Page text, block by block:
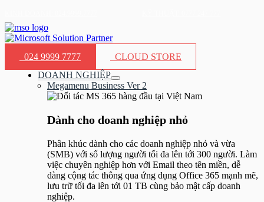
nội
dung
024 9999 7777
CLOUD STORE
DOANH NGHIỆP
Bật/tắt
Menu
Megamenu Business Ver 2
Dành cho doanh nghiệp nhỏ​
Phân khúc dành cho các doanh nghiệp nhỏ và vừa
(SMB) với số lượng người tối đa lên tới 300 người. Làm
việc chuyên nghiệp hơn với Email theo tên miền, dễ
dàng cộng tác thông qua ứng dụng Office 365 mạnh mẽ,
lưu trữ tối đa lên tới 01 TB cùng bảo mật cấp doanh
nghiệp.